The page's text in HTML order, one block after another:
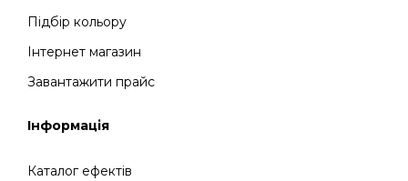
Підбір кольору
Інтернет магазин
Завантажити прайс
Інформація
Каталог ефектів